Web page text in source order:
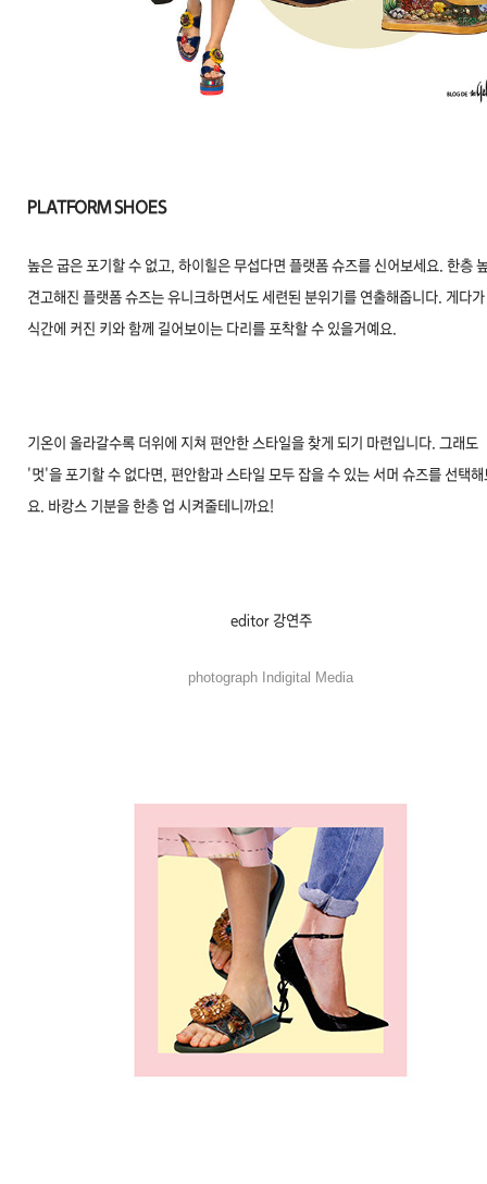
PLATFORM SHOES
높은 굽은 포기할 수 없고, 하이힐은 무섭다면 플랫폼 슈즈를 신어보세요. 한층
견고해진 플랫폼 슈즈는 유니크하면서도 세련된 분위기를 연출해줍니다. 게다
식간에 커진 키와 함께 길어보이는 다리를 포착할 수 있을거예요.
기온이 올라갈수록 더위에 지쳐 편안한 스타일을 찾게 되기 마련입니다. 그래도
'멋'을 포기할 수 없다면, 편안함과 스타일 모두 잡을 수 있는 서머 슈즈를 선택해
요. 바캉스 기분을 한층 업 시켜줄테니까요!
editor 강연주
photograph Indigital Media